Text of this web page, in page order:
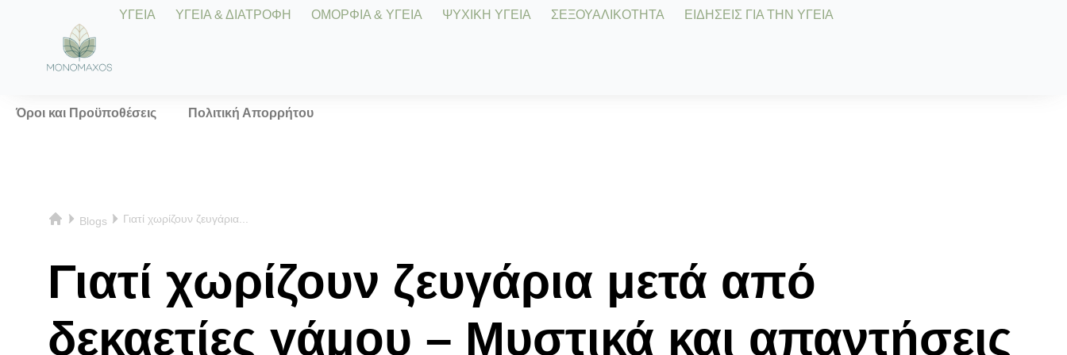
ΥΓΕΙΑ ΥΓΕΙΑ & ΔΙΑΤΡΟΦΗ ΟΜΟΡΦΙΑ & ΥΓΕΙΑ ΨΥΧΙΚΗ ΥΓΕΙΑ ΣΕΞΟΥΑΛΙΚΟΤΗΤΑ ΕΙΔΗΣΕΙΣ ΓΙΑ ΤΗΝ ΥΓΕΙΑ
Όροι και Προϋποθέσεις Πολιτική Απορρήτου
Blogs Γιατί χωρίζουν ζευγάρια...
Γιατί χωρίζουν ζευγάρια μετά από
δεκαετίες γάμου – Μυστικά και απαντήσεις